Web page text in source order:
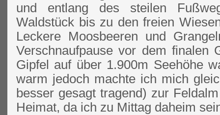
und entlang des steilen
Waldstück bis zu den freien
Leckere Moosbeeren und
Verschnaufpause vor dem finalen
Gipfel auf über 1.900m Seehöhe
warm jedoch machte ich mich
besser gesagt tragend) zur
Heimat, da ich zu Mittag daheim